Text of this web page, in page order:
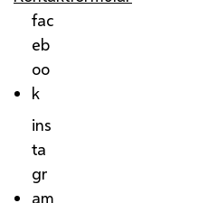
fac
eb
oo
k
ins
ta
gr
am